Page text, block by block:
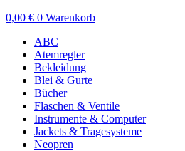
0,00 € 0 Warenkorb
ABC
Atemregler
Bekleidung
Blei & Gurte
Bücher
Flaschen & Ventile
Instrumente & Computer
Jackets & Tragesysteme
Neopren